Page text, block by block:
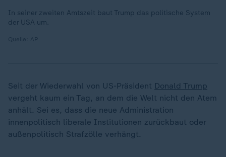
In seiner zweiten Amtszeit baut Trump das politische System
der USA um.
Seit der Wiederwahl von US-Präsident Donald Trump
vergeht kaum ein Tag, an dem die Welt nicht den Atem
anhält. Sei es, dass die neue Administration
innenpolitisch liberale Institutionen zurückbaut oder
außenpolitisch Strafzölle verhängt.